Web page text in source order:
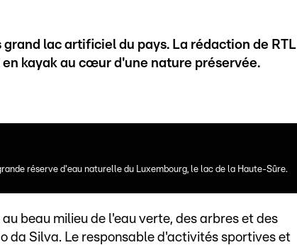
lac artificiel du pays. La rédaction de RTL
kayak au cœur d'une nature préservée.
réserve d'eau naturelle du Luxembourg, le lac de la Haute-Sûre.
au beau milieu de l'eau verte, des arbres et des
da Silva. Le responsable d'activités sportives et